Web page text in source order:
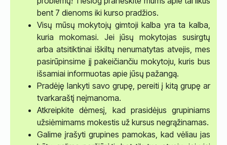
bent 7 dienoms iki kurso pradžios.
Visų mūsų mokytojų gimtoji kalba yra ta kalba,
kuria mokomasi. Jei jūsų mokytojas susirgtų
arba atsitiktinai iškiltų nenumatytas atvejis, mes
pasirūpinsime jį pakeičiančiu mokytoju, kuris bus
išsamiai informuotas apie jūsų pažangą.
Pradėję lankyti savo grupę, pereiti į kitą grupę ar
tvarkaraštį neįmanoma.
Atkreipkite dėmesį, kad prasidėjus grupiniams
užsiėmimams mokestis už kursus negrąžinamas.
Galime įrašyti grupines pamokas, kad vėliau jas